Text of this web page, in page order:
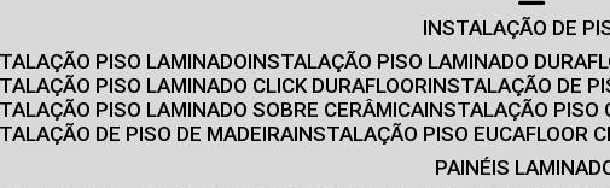
INSTALAÇÃO DE
PISO LAMINADO INSTALAÇÃO PISO LAMINADO
PISO LAMINADO CLICK DURAFLOOR INSTALAÇÃO DE
PISO LAMINADO SOBRE CERÂMICA INSTALAÇÃO PISO
DE PISO DE MADEIRA INSTALAÇÃO PISO EUCAFLOOR
PAINÉIS